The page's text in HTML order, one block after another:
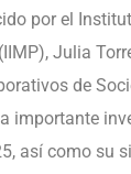
por el
Julia
de
importante
así como su